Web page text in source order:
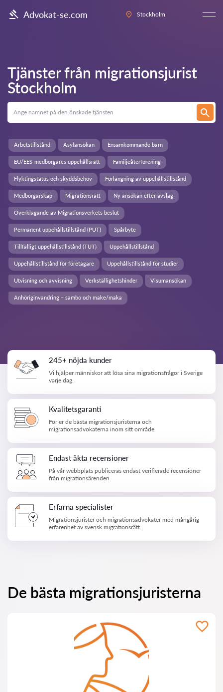
Advokat-se.com Stockholm
Tjänster från migrationsjurist
Stockholm
Anhöriginvandring – sambo och make/maka
Arbetstillstånd Asylansökan Ensamkommande barn
EU/EES-medborgares uppehållsrätt Familjeåterförening
Flyktingstatus och skyddsbehov Förlängning av uppehållstillstånd
Medborgarskap Migrationsrätt Ny ansökan efter avslag
Överklagande av Migrationsverkets beslut
Permanent uppehållstillstånd (PUT) Spårbyte
Tillfälligt uppehållstillstånd (TUT) Uppehållstillstånd
Uppehållstillstånd för företagare Uppehållstillstånd för studier
Utvisning och avvisning Verkställighetshinder Visumansökan
245+ nöjda kunder
Vi hjälper människor att lösa sina migrationsfrågor i Sverige
varje dag.
Kvalitetsgaranti
För er de bästa migrationsjuristerna och
migrationsadvokaterna inom sitt område.
Endast äkta recensioner
På vår webbplats publiceras endast verifierade recensioner
från migrationsärenden.
Erfarna specialister
Migrationsjurister och migrationsadvokater med mångårig
erfarenhet av svensk migrationsrätt.
De bästa migrationsjuristerna